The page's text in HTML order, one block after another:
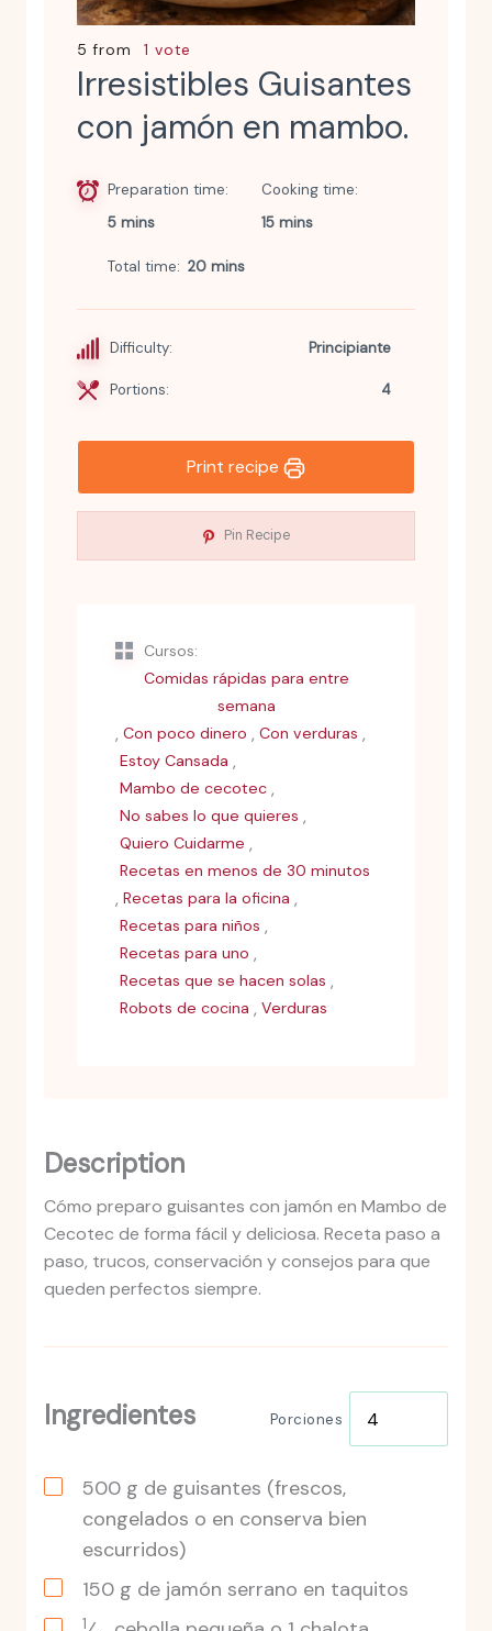
5 from 1 vote
Irresistibles Guisantes
con jamón en mambo.
Preparation time
5 mins
Cooking time
15 mins
Total time 20 mins
Difficulty: Principiante
Portions: 4
Print recipe
Pin Recipe
Cursos:
Comidas rápidas para entre
semana
, Con poco dinero , Con verduras ,
Estoy Cansada ,
Mambo de cecotec ,
No sabes lo que quieres ,
Quiero Cuidarme ,
Recetas en menos de 30 minutos
, Recetas para la oficina ,
Recetas para niños ,
Recetas para uno ,
Recetas que se hacen solas ,
Robots de cocina , Verduras
Description
Cómo preparo guisantes con jamón en Mambo de
Cecotec de forma fácil y deliciosa. Receta paso a
paso, trucos, conservación y consejos para que
queden perfectos siempre.
Ingredientes Porciones
500 g de guisantes (frescos,
congelados o en conserva bien
escurridos)
150 g de jamón serrano en taquitos
1